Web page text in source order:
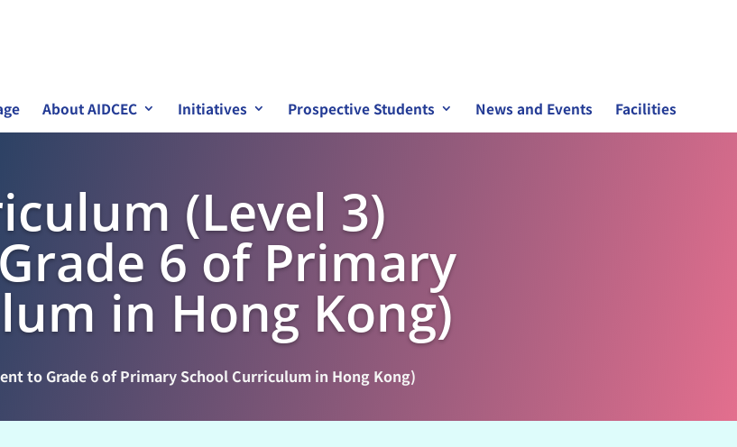
About AIDCEC Initiatives Prospective Students News and Events Facilities
(Level 3)
6 of Primary
in Hong Kong)
to Grade 6 of Primary School Curriculum in Hong Kong)